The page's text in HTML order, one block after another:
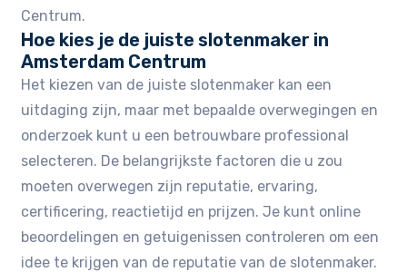
Centrum.​
Hoe kies je de juiste slotenmaker in
Amsterdam Centrum
Het kiezen van de juiste slotenmaker kan een
uitdaging zijn‚ maar met bepaalde overwegingen en
onderzoek kunt u een betrouwbare professional
selecteren.​ De belangrijkste factoren die u zou
moeten overwegen zijn reputatie‚ ervaring‚
certificering‚ reactietijd en prijzen. Je kunt online
beoordelingen en getuigenissen controleren om een
idee te krijgen van de reputatie van de slotenmaker.